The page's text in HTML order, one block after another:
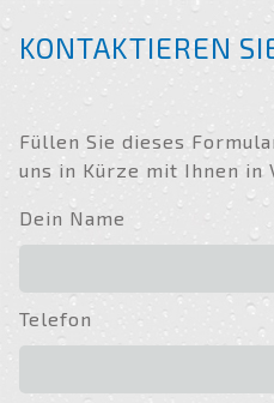
KONTAKTIEREN
Füllen Sie dieses
uns in Kürze mit Ihnen in
Dein Name
Telefon